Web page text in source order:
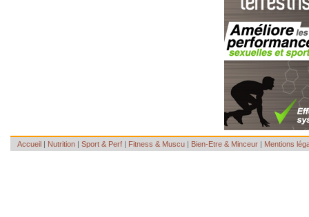
Accueil | Nutrition | Sport & Perf | Fitness & Muscu | Bien-Etre & Minceur | Mentions